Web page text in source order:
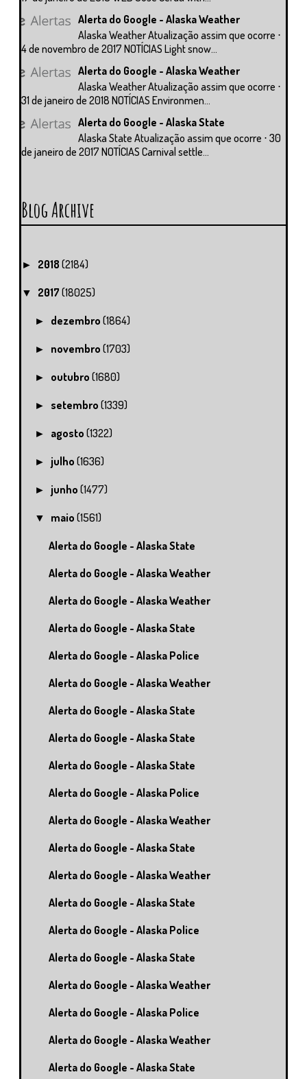
Alerta do Google - Alaska Weather
Alaska Weather Atualização assim que ocorre ⋅
4 de novembro de 2017 NOTÍCIAS Light snow...
Alerta do Google - Alaska Weather
Alaska Weather Atualização assim que ocorre ⋅
31 de janeiro de 2018 NOTÍCIAS Environmen...
Alerta do Google - Alaska State
Alaska State Atualização assim que ocorre ⋅ 30
de janeiro de 2017 NOTÍCIAS Carnival settle...
Blog Archive
► 2018 (2184)
▼ 2017 (18025)
► dezembro(1864)
► novembro(1703)
► outubro(1680)
► setembro(1339)
► agosto(1322)
► julho(1636)
► junho(1477)
▼ maio(1561)
Alerta do Google - Alaska State
Alerta do Google - Alaska Weather
Alerta do Google - Alaska Weather
Alerta do Google - Alaska State
Alerta do Google - Alaska Police
Alerta do Google - Alaska Weather
Alerta do Google - Alaska State
Alerta do Google - Alaska State
Alerta do Google - Alaska State
Alerta do Google - Alaska Police
Alerta do Google - Alaska Weather
Alerta do Google - Alaska State
Alerta do Google - Alaska Weather
Alerta do Google - Alaska State
Alerta do Google - Alaska Police
Alerta do Google - Alaska State
Alerta do Google - Alaska Weather
Alerta do Google - Alaska Police
Alerta do Google - Alaska Weather
Alerta do Google - Alaska State